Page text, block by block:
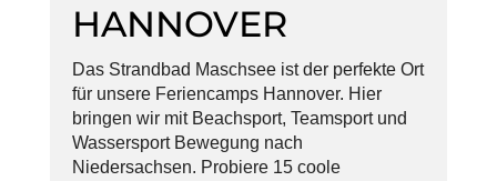
HANNOVER
Das Strandbad Maschsee ist der perfekte Ort
für unsere Feriencamps Hannover. Hier
bringen wir mit Beachsport, Teamsport und
Wassersport Bewegung nach
Niedersachsen. Probiere 15 coole